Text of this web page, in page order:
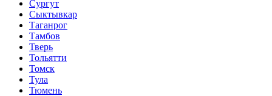
Сургут
Сыктывкар
Таганрог
Тамбов
Тверь
Тольятти
Томск
Тула
Тюмень